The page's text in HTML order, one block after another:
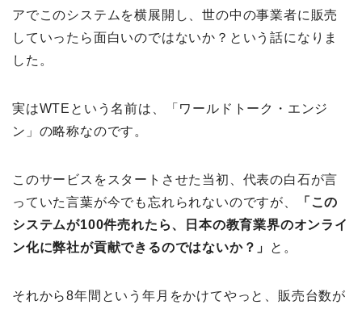
アでこのシステムを横展開し、世の中の事業者に販売
していったら面白いのではないか？という話になりま
した。
実はWTEという名前は、「ワールドトーク・エンジ
ン」の略称なのです。
このサービスをスタートさせた当初、代表の白石が言
っていた言葉が今でも忘れられないのですが、
「この
システムが100件売れたら、日本の教育業界のオンライ
ン化に弊社が貢献できるのではないか？」
と。
それから8年間という年月をかけてやっと、販売台数が